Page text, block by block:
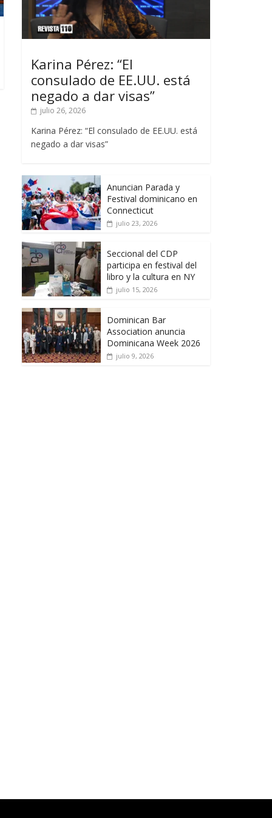
Karina Pérez: “El
consulado de EE.UU. está
negado a dar visas”
julio 26, 2026
Karina Pérez: “El consulado de EE.UU. está
negado a dar visas”
Anuncian Parada y
Festival dominicano en
Connecticut
julio 23, 2026
Seccional del CDP
participa en festival del
libro y la cultura en NY
julio 15, 2026
Dominican Bar
Association anuncia
Dominicana Week 2026
julio 9, 2026